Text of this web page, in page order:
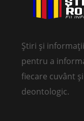
Știri și
pentru a
fiecare cuvânt
deontologic.